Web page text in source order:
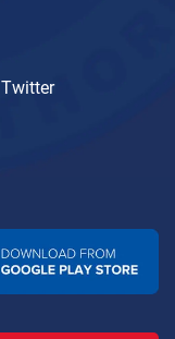
Twitter